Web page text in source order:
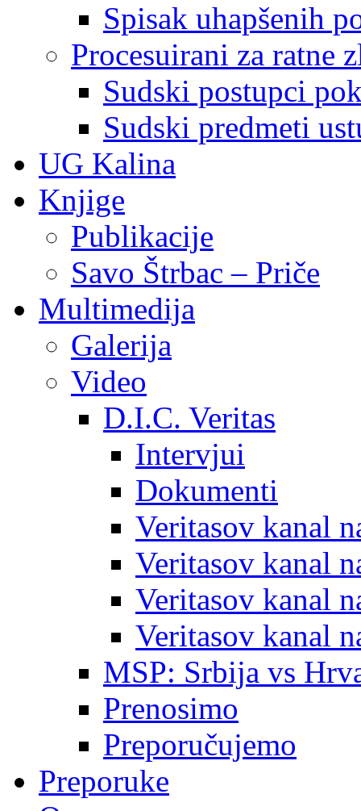
Spisak uhapšenih
Procesuirani za ratne
Sudski postupci
Sudski predmeti
UG Kalina
Knjige
Publikacije
Savo Štrbac – Priče
Multimedija
Galerija
Video
D.I.C. Veritas
Intervjui
Dokumenti
Veritasov kanal
Veritasov kanal
Veritasov kanal
Veritasov kanal
MSP: Srbija vs
Prenosimo
Preporučujemo
Preporuke